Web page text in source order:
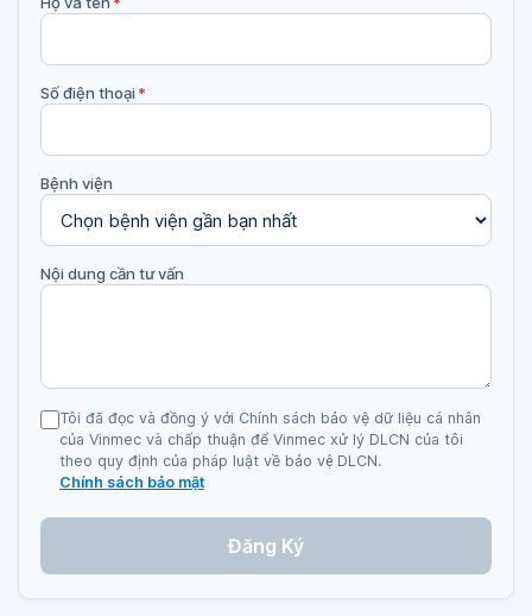
Số điện thoại*
Bệnh viện
Nội dung cần tư vấn
Tôi đã đọc và đồng ý với Chính sách bảo vệ dữ liệu cá nhân
của Vinmec và chấp thuận để Vinmec xử lý DLCN của tôi
theo quy định của pháp luật về bảo vệ DLCN.
Chính sách bảo mật
Đăng Ký